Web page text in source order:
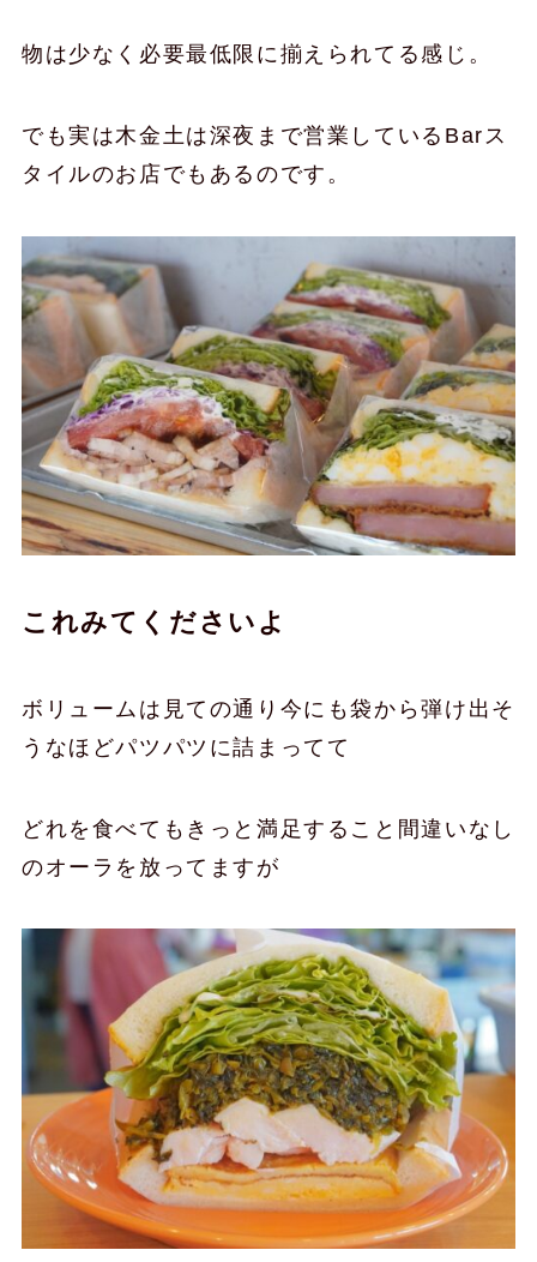
物は少なく必要最低限に揃えられてる感じ。
でも実は木金土は深夜まで営業しているBarス
タイルのお店でもあるのです。
これみてくださいよ
ボリュームは見ての通り今にも袋から弾け出そ
うなほどパツパツに詰まってて
どれを食べてもきっと満足すること間違いなし
のオーラを放ってますが